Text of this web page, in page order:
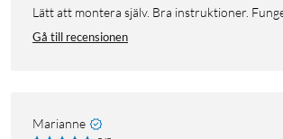
Lätt att montera själv. Bra instruktioner.
Gå till recensionen
Marianne